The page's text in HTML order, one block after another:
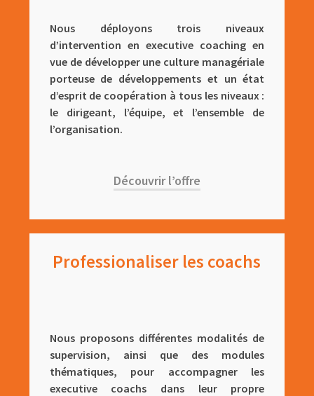
Nous déployons trois niveaux
d’intervention en executive coaching en
vue de développer une culture managériale
porteuse de développements et un état
d’esprit de coopération à tous les niveaux :
le dirigeant, l’équipe, et l’ensemble de
l’organisation.
Découvrir l’offre
Professionaliser les coachs
Nous proposons différentes modalités de
supervision, ainsi que des modules
thématiques, pour accompagner les
executive coachs dans leur propre